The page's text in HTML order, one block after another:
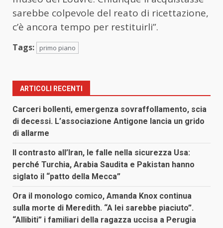
sarebbe colpevole del reato di ricettazione,
c’è ancora tempo per restituirli”.
Tags: primo piano
ARTICOLI RECENTI
Carceri bollenti, emergenza sovraffollamento, scia
di decessi. L’associazione Antigone lancia un grido
di allarme
Il contrasto all’Iran, le falle nella sicurezza Usa:
perché Turchia, Arabia Saudita e Pakistan hanno
siglato il “patto della Mecca”
Ora il monologo comico, Amanda Knox continua
sulla morte di Meredith. “A lei sarebbe piaciuto”.
“Allibiti” i familiari della ragazza uccisa a Perugia